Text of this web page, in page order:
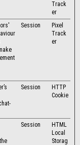
Track
er
Session
Pixel
Track
er
Session
HTTP
Cookie
Session
HTML
Local
Storag